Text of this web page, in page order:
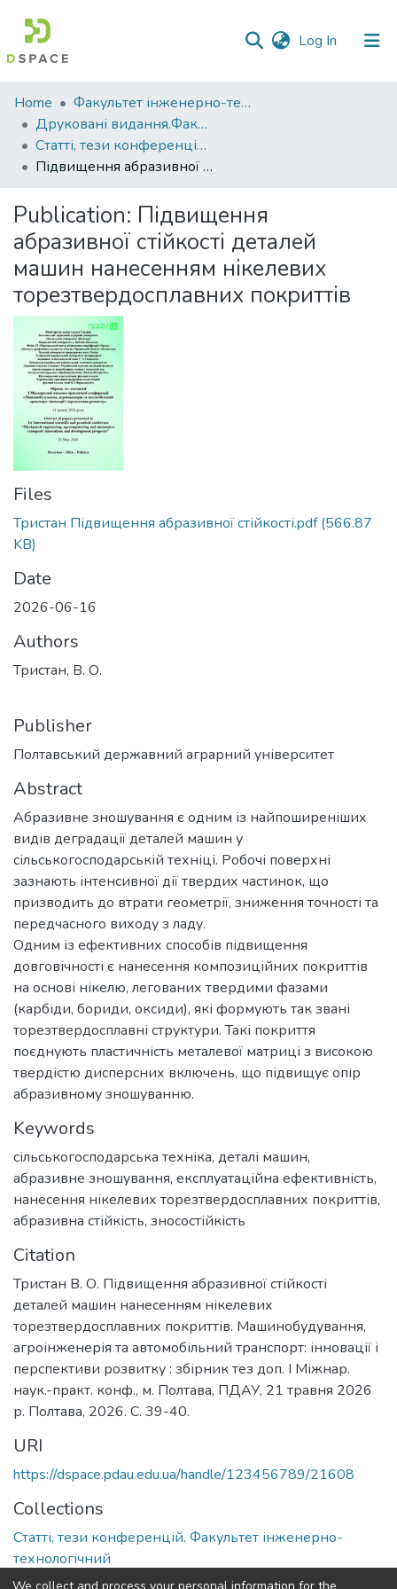
Log In (current)
Communities
&
Collections
All of DSpace
Statistics
Home
Факультет інженерно-технологічний
Друковані видання.Факультет інженерно-технологічний
Статті, тези конференцій. Факультет інженерно-технологічний
Підвищення абразивної стійкості деталей машин нанесенням нікелевих торезтвердосплавних покриттів
Publication: Підвищення
абразивної стійкості деталей
машин нанесенням нікелевих
торезтвердосплавних покриттів
Files
Тристан Підвищення абразивної стійкості.pdf(566.87
KB)
Date
2026-06-16
Authors
Тристан, В. О.
Publisher
Полтавський державний аграрний університет
Abstract
Абразивне зношування є одним із найпоширеніших
видів деградації деталей машин у
сільськогосподарській техніці. Робочі поверхні
зазнають інтенсивної дії твердих частинок, що
призводить до втрати геометрії, зниження точності та
передчасного виходу з ладу.
Одним із ефективних способів підвищення
довговічності є нанесення композиційних покриттів
на основі нікелю, легованих твердими фазами
(карбіди, бориди, оксиди), які формують так звані
торезтвердосплавні структури. Такі покриття
поєднують пластичність металевої матриці з високою
твердістю дисперсних включень, що підвищує опір
абразивному зношуванню.
Keywords
сільськогосподарська техніка, деталі машин,
абразивне зношування, експлуатаційна ефективність,
нанесення нікелевих торезтвердосплавних покриттів,
абразивна стійкість, зносостійкість
Citation
Тристан В. О. Підвищення абразивної стійкості
деталей машин нанесенням нікелевих
торезтвердосплавних покриттів. Машинобудування,
агроінженерія та автомобільний транспорт: інновації і
перспективи розвитку : збірник тез доп. І Міжнар.
наук.-практ. конф., м. Полтава, ПДАУ, 21 травня 2026
р. Полтава, 2026. С. 39-40.
URI
https://dspace.pdau.edu.ua/handle/123456789/21608
Collections
Статті, тези конференцій. Факультет інженерно-
технологічний